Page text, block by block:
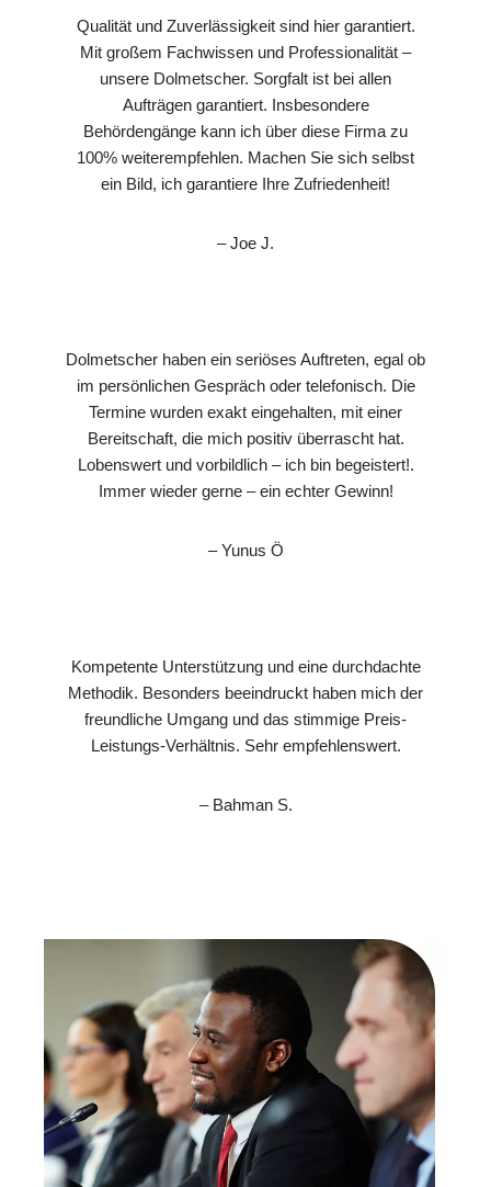
Qualität und Zuverlässigkeit sind hier garantiert.
Mit großem Fachwissen und Professionalität –
unsere Dolmetscher. Sorgfalt ist bei allen
Aufträgen garantiert. Insbesondere
Behördengänge kann ich über diese Firma zu
100% weiterempfehlen. Machen Sie sich selbst
ein Bild, ich garantiere Ihre Zufriedenheit!
– Joe J.
Dolmetscher haben ein seriöses Auftreten, egal ob
im persönlichen Gespräch oder telefonisch. Die
Termine wurden exakt eingehalten, mit einer
Bereitschaft, die mich positiv überrascht hat.
Lobenswert und vorbildlich – ich bin begeistert!.
Immer wieder gerne – ein echter Gewinn!
– Yunus Ö
Kompetente Unterstützung und eine durchdachte
Methodik. Besonders beeindruckt haben mich der
freundliche Umgang und das stimmige Preis-
Leistungs-Verhältnis. Sehr empfehlenswert.
– Bahman S.